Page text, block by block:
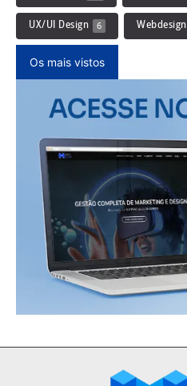
UX/UI Design 6 Webdesign
Os mais vistos